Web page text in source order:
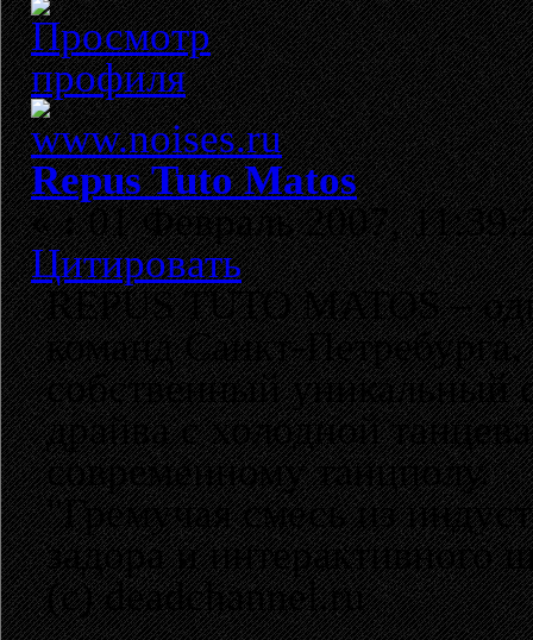
Repus Tuto Matos
«:01 Февраль 2007,
Цитировать
REPUS TUTO MATOS –
команд Санкт-
собственный уникальный
драйва с холодной
современному танцполу.
"Гремучая смесь из
задора и интерактивного
(с) deadchannel.ru